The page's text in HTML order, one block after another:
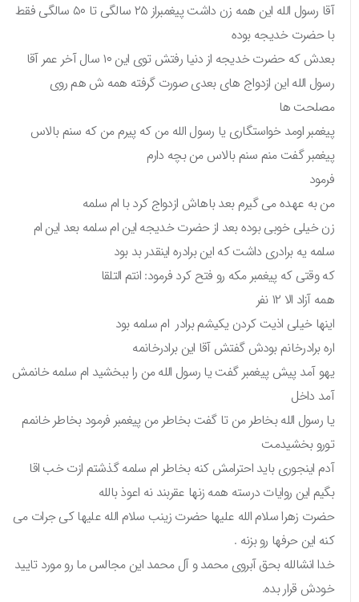
آقا رسول الله این همه زن داشت پیغمبراز ۲۵ سالگی تا ۵۰ سالگی فقط
با حضرت خدیجه بوده
بعدش که حضرت خدیجه از دنیا رفتش توی این ۱۰ سال آخر عمر آقا
رسول الله این ازدواج های بعدی صورت گرفته همه ش هم روی
مصلحت ها
پیغمبر اومد خواستگاری یا رسول الله من که پیرم‌ من که سنم بالاس
پیغمبر گفت منم سنم بالاس من بچه دارم
فرمود
من به عهده می گیرم بعد باهاش ازدواج کرد با ام سلمه
زن خیلی خوبی بوده بعد از حضرت خدیجه این ام سلمه بعد این ام
سلمه یه برادری داشت که این برادره اینقدر بد بود
که وقتی که پیغمبر مکه رو فتح کرد فرمود: انتم التلقا
همه آزاد الا ۱۲ نفر
اینها خیلی اذیت کردن یکیشم برادر ام سلمه بود
اره برادرخانم بودش گفتش آقا این برادرخانمه
یهو آمد پیش پیغمبر گفت یا رسول الله من را ببخشید ام سلمه خانمش
آمد داخل
یا رسول الله بخاطر من تا گفت بخاطر من پیغمبر فرمود بخاطر خانمم
تورو بخشیدمت
آدم اینجوری باید احترامش کنه بخاطر ام سلمه گذشتم ازت خب اقا
بگیم این روایات درسته همه زنها عقربند نه اعوذ بالله
حضرت زهرا سلام الله علیها حضرت زینب سلام الله علیها کی جرات می
کنه این حرفها رو بزنه .
خدا انشالله بحق آبروی محمد و آل محمد این مجالس ما رو مورد تایید
خودش قرار بده.